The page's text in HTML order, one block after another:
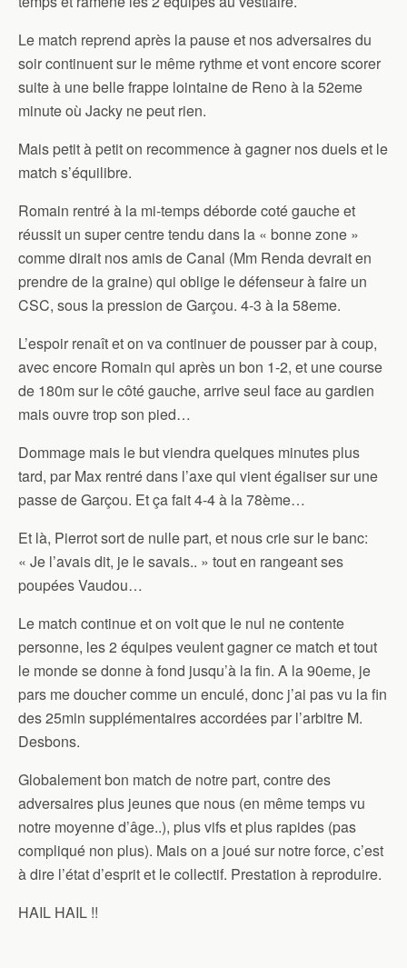
Le match reprend après la pause et nos adversaires du
soir continuent sur le même rythme et vont encore scorer
suite à une belle frappe lointaine de Reno à la 52eme
minute où Jacky ne peut rien.
Mais petit à petit on recommence à gagner nos duels et le
match s’équilibre.
Romain rentré à la mi-temps déborde coté gauche et
réussit un super centre tendu dans la « bonne zone »
comme dirait nos amis de Canal (Mm Renda devrait en
prendre de la graine) qui oblige le défenseur à faire un
CSC, sous la pression de Garçou. 4-3 à la 58eme.
L’espoir renaît et on va continuer de pousser par à coup,
avec encore Romain qui après un bon 1-2, et une course
de 180m sur le côté gauche, arrive seul face au gardien
mais ouvre trop son pied…
Dommage mais le but viendra quelques minutes plus
tard, par Max rentré dans l’axe qui vient égaliser sur une
passe de Garçou. Et ça fait 4-4 à la 78ème…
Et là, Pierrot sort de nulle part, et nous crie sur le banc:
« Je l’avais dit, je le savais.. » tout en rangeant ses
poupées Vaudou…
Le match continue et on voit que le nul ne contente
personne, les 2 équipes veulent gagner ce match et tout
le monde se donne à fond jusqu’à la fin. A la 90eme, je
pars me doucher comme un enculé, donc j’ai pas vu la fin
des 25min supplémentaires accordées par l’arbitre M.
Desbons.
Globalement bon match de notre part, contre des
adversaires plus jeunes que nous (en même temps vu
notre moyenne d’âge..), plus vifs et plus rapides (pas
compliqué non plus). Mais on a joué sur notre force, c’est
à dire l’état d’esprit et le collectif. Prestation à reproduire.
HAIL HAIL !!